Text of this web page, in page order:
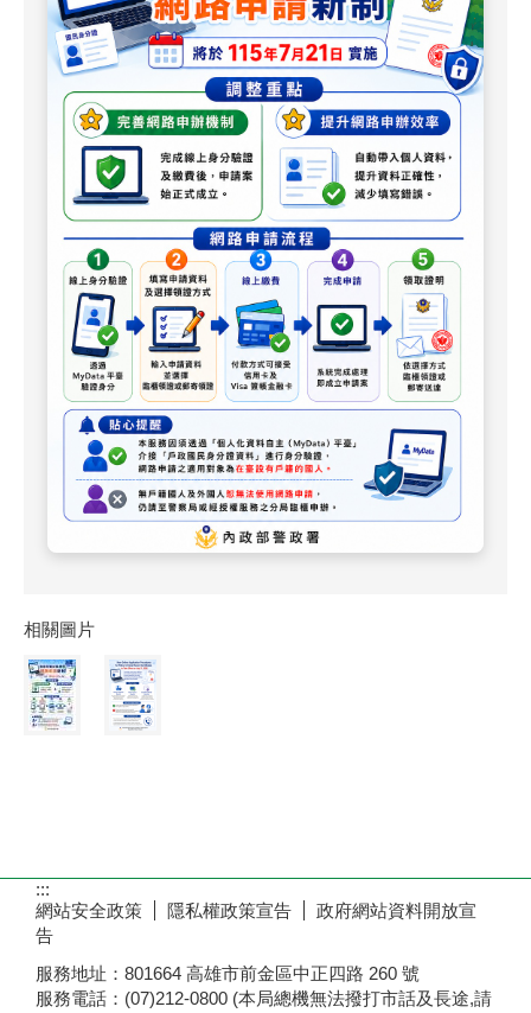
相關圖片
:::
網站安全政策
隱私權政策宣告
政府網站資料開放宣
告
服務地址：801664 高雄市前金區中正四路 260 號
服務電話：(07)212-0800 (本局總機無法撥打市話及長途,請